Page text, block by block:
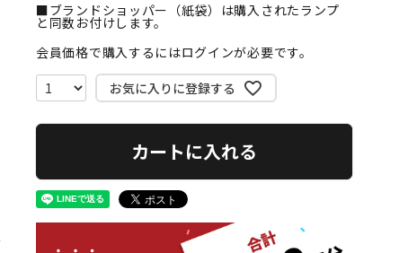
■ブランドショッパー（紙袋）は購入されたランプ
と同数お付けします。
会員価格で購入するにはログインが必要です。
お気に入りに登録する
カートに入れる